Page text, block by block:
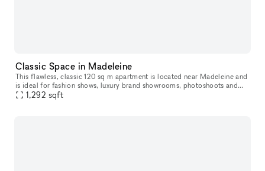
Classic Space in Madeleine
This flawless, classic 120 sq m apartment is located near Madeleine and
is ideal for fashion shows, luxury brand showrooms, photoshoots and
1,292 sqft